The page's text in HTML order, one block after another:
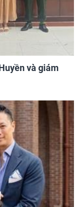
và giám